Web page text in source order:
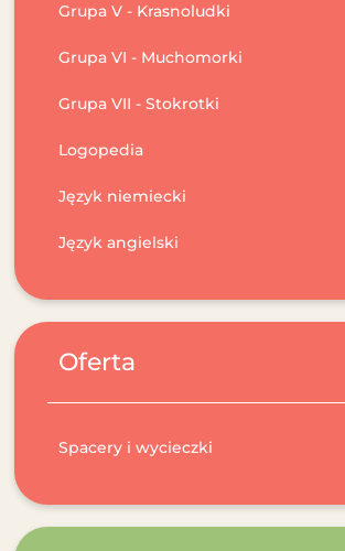
Grupa V - Krasnoludki
Grupa VI - Muchomorki
Grupa VII - Stokrotki
Logopedia
Język niemiecki
Język angielski
Oferta
Spacery i wycieczki